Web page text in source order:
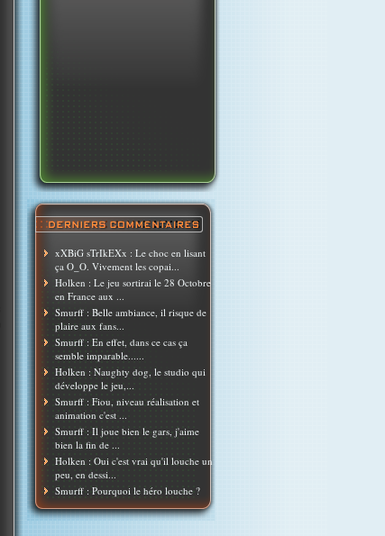
xXBiG sTrIkEXx : Le choc en lisant
ça O_O. Vivement les copai...
Holken : Le jeu sortirai le 28 Octobre
en France aux ...
Smurff : Belle ambiance, il risque de
plaire aux fans...
Smurff : En effet, dans ce cas ça
semble imparable......
Holken : Naughty dog, le studio qui
développe le jeu,...
Smurff : Fiou, niveau réalisation et
animation c'est ...
Smurff : Il joue bien le gars, j'aime
bien la fin de ...
Holken : Oui c'est vrai qu'il louche un
peu, en dessi...
Smurff : Pourquoi le héro louche ?